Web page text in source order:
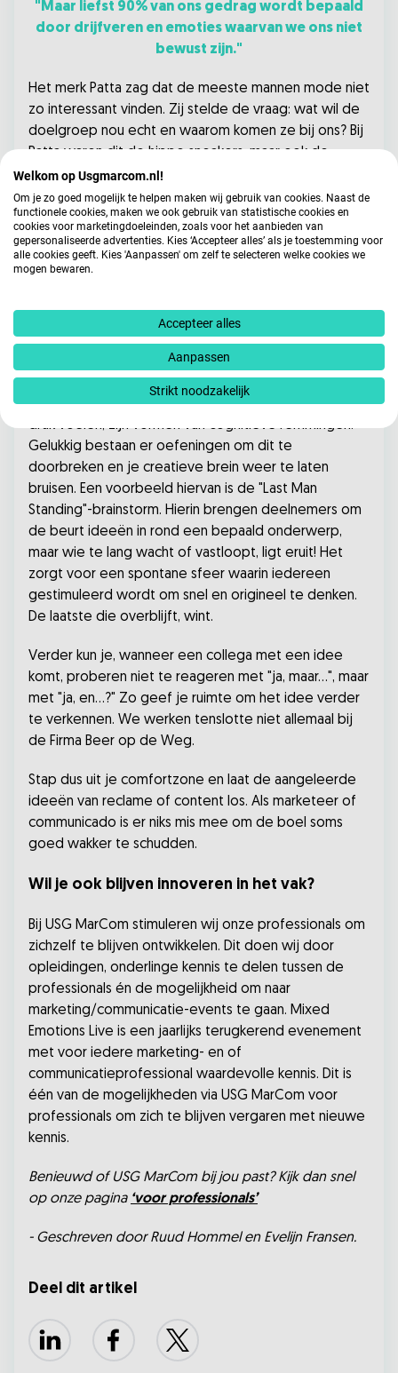
"Maar liefst 90% van ons gedrag wordt bepaald
door drijfveren en emoties waarvan we ons niet
bewust zijn."
Het merk Patta zag dat de meeste mannen mode niet
zo interessant vinden. Zij stelde de vraag: wat wil de
doelgroep nou echt en waarom komen ze bij ons? Bij
Patta waren dit de hippe sneakers, maar ook de
hiphoplevensstijl. De oplossing van Patta? Maak
muziek op dit hiphopfestivals en zo steeg meteen
hun naamsbekendheid. Een merk als Intratuin kan nog
zo vaak op een hiphopfestival staan, maar de kans de
omzet stijgt – is laag. Blijf dus goed kijken naar je
Laat je creativiteit niet belemmeren
In een leuke sessie over creativiteit leerden we dat
aangeleerde denkpatronen onze creativiteit kunnen
belemmeren. Bang zijn dat een idee mislukt of sociale
druk voelen, zijn vormen van cognitieve remmingen.
Gelukkig bestaan er oefeningen om dit te
doorbreken en je creatieve brein weer te laten
bruisen. Een voorbeeld hiervan is de "Last Man
Standing"-brainstorm. Hierin brengen deelnemers om
de beurt ideeën in rond een bepaald onderwerp,
maar wie te lang wacht of vastloopt, ligt eruit! Het
zorgt voor een spontane sfeer waarin iedereen
gestimuleerd wordt om snel en origineel te denken.
De laatste die overblijft, wint.
Verder kun je, wanneer een collega met een idee
komt, proberen niet te reageren met "ja, maar...", maar
met "ja, en...?" Zo geef je ruimte om het idee verder
te verkennen. We werken tenslotte niet allemaal bij
de Firma Beer op de Weg.
Stap dus uit je comfortzone en laat de aangeleerde
ideeën van reclame of content los. Als marketeer of
communicado is er niks mis mee om de boel soms
goed wakker te schudden.
Wil je ook blijven innoveren in het vak?
Bij USG MarCom stimuleren wij onze professionals om
zichzelf te blijven ontwikkelen. Dit doen wij door
opleidingen, onderlinge kennis te delen tussen de
professionals én de mogelijkheid om naar
marketing/communicatie-events te gaan. Mixed
Emotions Live is een jaarlijks terugkerend evenement
met voor iedere marketing- en of
communicatieprofessional waardevolle kennis. Dit is
één van de mogelijkheden via USG MarCom voor
professionals om zich te blijven vergaren met nieuwe
kennis.
Benieuwd of USG MarCom bij jou past? Kijk dan snel
op onze pagina ‘voor professionals’
- Geschreven door Ruud Hommel en Evelijn Fransen.
Deel dit artikel
LinkedIn FacebookX
Welkom op Usgmarcom.nl!
Om je zo goed mogelijk te helpen maken wij gebruik van cookies. Naast de
functionele cookies, maken we ook gebruik van statistische cookies en
cookies voor marketingdoeleinden, zoals voor het aanbieden van
gepersonaliseerde advertenties. Kies ‘Accepteer alles’ als je toestemming voor
alle cookies geeft. Kies 'Aanpassen' om zelf te selecteren welke cookies we
mogen bewaren.
Accepteer alles
Aanpassen
Strikt noodzakelijk